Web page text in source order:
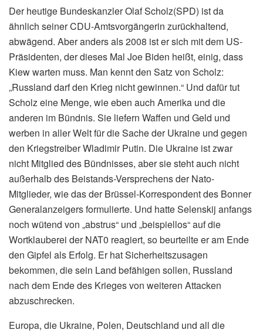
Der heutige Bundeskanzler Olaf Scholz(SPD) ist da
ähnlich seiner CDU-Amtsvorgängerin zurückhaltend,
abwägend. Aber anders als 2008 ist er sich mit dem US-
Präsidenten, der dieses Mal Joe Biden heißt, einig, dass
Kiew warten muss. Man kennt den Satz von Scholz:
„Russland darf den Krieg nicht gewinnen.“ Und dafür tut
Scholz eine Menge, wie eben auch Amerika und die
anderen im Bündnis. Sie liefern Waffen und Geld und
werben in aller Welt für die Sache der Ukraine und gegen
den Kriegstreiber Wladimir Putin. Die Ukraine ist zwar
nicht Mitglied des Bündnisses, aber sie steht auch nicht
außerhalb des Beistands-Versprechens der Nato-
Mitglieder, wie das der Brüssel-Korrespondent des Bonner
Generalanzeigers formulierte. Und hatte Selenskij anfangs
noch wütend von „abstrus“ und „beispiellos“ auf die
Wortklauberei der NAT0 reagiert, so beurteilte er am Ende
den Gipfel als Erfolg. Er hat Sicherheitszusagen
bekommen, die sein Land befähigen sollen, Russland
nach dem Ende des Krieges von weiteren Attacken
abzuschrecken.
Europa, die Ukraine, Polen, Deutschland und all die